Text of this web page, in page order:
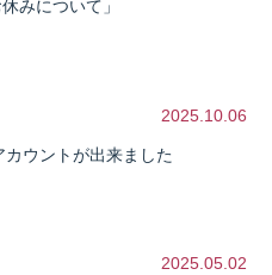
みについて」
2025.10.06
カウントが出来ました
2025.05.02